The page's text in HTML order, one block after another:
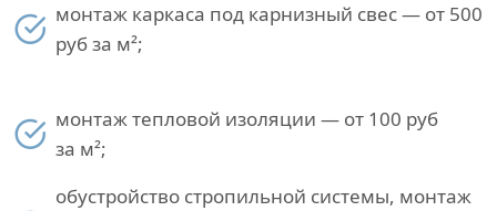
монтаж каркаса под карнизный свес — от 500
руб за м²;
монтаж тепловой изоляции — от 100 руб
за м²;
обустройство стропильной системы, монтаж